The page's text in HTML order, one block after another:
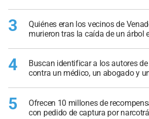
3
Quiénes eran los vecinos de
murieron tras la caída de un árbol
4
Buscan identificar a los autores
contra un médico, un abogado y
5
Ofrecen 10 millones de
con pedido de captura por